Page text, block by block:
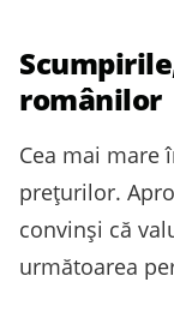
românilor
Cea mai mare
prețurilor.
convinși că
următoarea